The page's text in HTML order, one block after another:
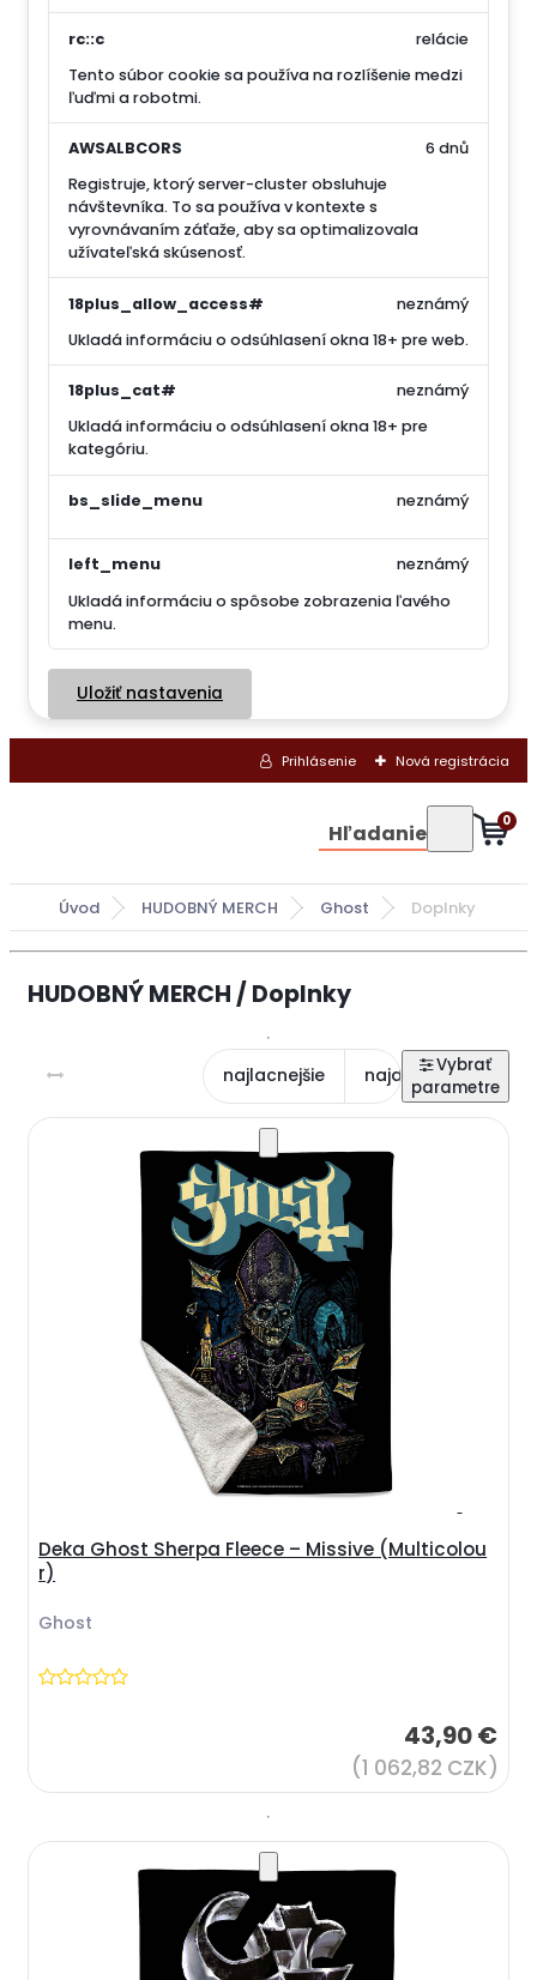
rc::c
Tento súbor cookie sa používa na rozlíšenie medzi
ľuďmi a robotmi.
relácie
AWSALBCORS
Registruje, ktorý server-cluster obsluhuje
návštevníka. To sa používa v kontexte s
vyrovnávaním záťaže, aby sa optimalizovala
užívateľská skúsenosť.
6 dnů
18plus_allow_access#
Ukladá informáciu o odsúhlasení okna 18+ pre web.
neznámý
18plus_cat#
Ukladá informáciu o odsúhlasení okna 18+ pre
kategóriu.
neznámý
bs_slide_menu neznámý
left_menu
Ukladá informáciu o spôsobe zobrazenia ľavého
menu.
neznámý
Uložiť nastavenia
Prihlásenie Nová registrácia
Hľadanie 0
Úvod HUDOBNÝ MERCH Ghost Doplnky
HUDOBNÝ MERCH / Doplnky
najlacnejšie najdrahšie
Deka Ghost Sherpa Fleece – Missive (Multicolou
r)
Ghost
43,90 €
(1 062,82 CZK)